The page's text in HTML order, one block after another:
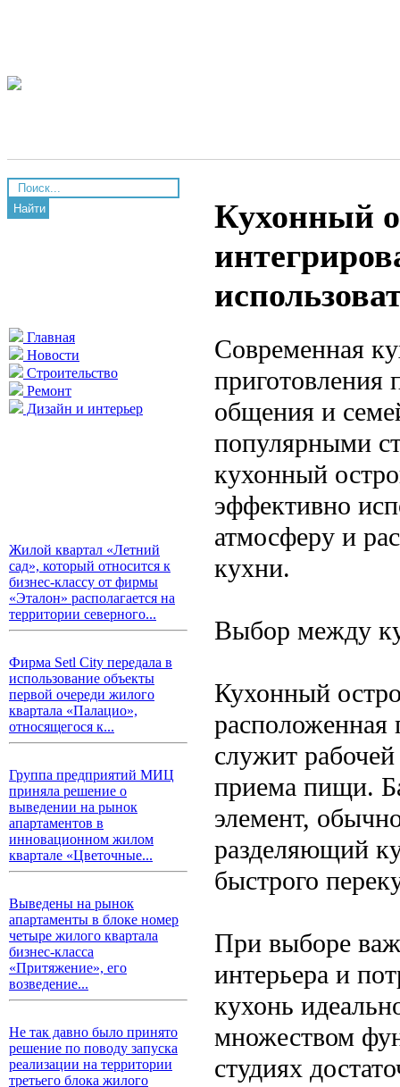
Найти
Главная
Новости
Строительство
Ремонт
Дизайн и интерьер
Жилой квартал «Летний
сад», который относится к
бизнес-классу от фирмы
«Эталон» располагается на
территории северного...
Фирма Setl City передала в
использование объекты
первой очереди жилого
квартала «Палацио»,
относящегося к...
Группа предприятий МИЦ
приняла решение о
выведении на рынок
апартаментов в
инновационном жилом
квартале «Цветочные...
Выведены на рынок
апартаменты в блоке номер
четыре жилого квартала
бизнес-класса
«Притяжение», его
возведение...
Не так давно было принято
решение по поводу запуска
реализации на территории
третьего блока жилого
Кухонный
Современная
приготовления
общения и
популярными
кухонный
эффективно
атмосферу и
кухни.
Выбор между
Кухонный
расположенная
служит
приема пищи.
элемент,
разделяющий
быстрого
При выборе
интерьера и
кухонь
множеством
студиях